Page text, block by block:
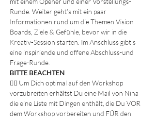
Runde. Weiter geht’s mit ein paar
Informationen rund um die Themen Vision
Boards, Ziele & Gefühle, bevor wir in die
Kreativ-Session starten. Im Anschluss gibt’s
eine inspiriende und offene Abschluss-und
Frage-Runde.
BITTE BEACHTEN
👉🏽 Um Dich optimal auf den Workshop
vorzubreiten erhältst Du eine Mail von Nina
die eine Liste mit Dingen enthält, die Du VOR
dem Workshop vorbereiten und FÜR den